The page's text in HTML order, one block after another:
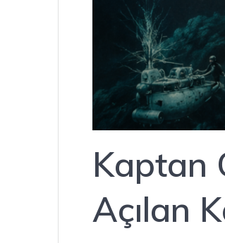
Kaptan
Açılan